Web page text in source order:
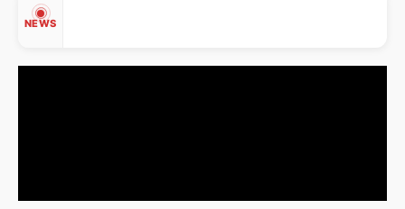
NEWS
有片｜
連根拔起
中颱白海豚風雨來了！中部以北防豪雨 今晚、明天影